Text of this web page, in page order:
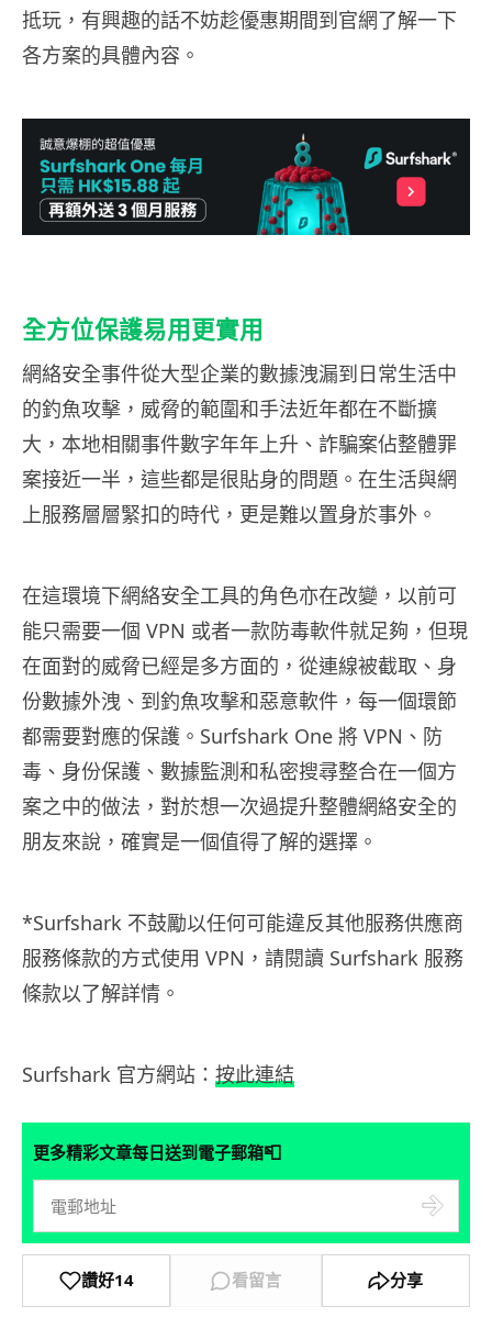
抵玩，有興趣的話不妨趁優惠期間到官網了解一下
各方案的具體內容。
全方位保護易用更實用
網絡安全事件從大型企業的數據洩漏到日常生活中
的釣魚攻擊，威脅的範圍和手法近年都在不斷擴
大，本地相關事件數字年年上升、詐騙案佔整體罪
案接近一半，這些都是很貼身的問題。在生活與網
上服務層層緊扣的時代，更是難以置身於事外。
在這環境下網絡安全工具的角色亦在改變，以前可
能只需要一個 VPN 或者一款防毒軟件就足夠，但現
在面對的威脅已經是多方面的，從連線被截取、身
份數據外洩、到釣魚攻擊和惡意軟件，每一個環節
都需要對應的保護。Surfshark One 將 VPN、防
毒、身份保護、數據監測和私密搜尋整合在一個方
案之中的做法，對於想一次過提升整體網絡安全的
朋友來說，確實是一個值得了解的選擇。
*Surfshark 不鼓勵以任何可能違反其他服務供應商
服務條款的方式使用 VPN，請閱讀 Surfshark 服務
條款以了解詳情。
Surfshark 官方網站： 按此連結
更多精彩文章每日送到電子郵箱📮
讚好14 看留言 分享